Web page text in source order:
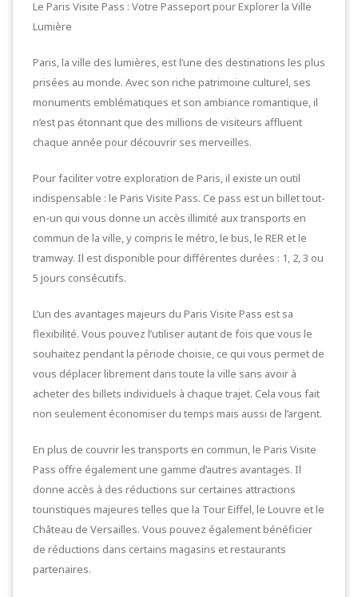
Le Paris Visite Pass : Votre Passeport pour Explorer la Ville
Lumière
Paris, la ville des lumières, est l’une des destinations les plus
prisées au monde. Avec son riche patrimoine culturel, ses
monuments emblématiques et son ambiance romantique, il
n’est pas étonnant que des millions de visiteurs affluent
chaque année pour découvrir ses merveilles.
Pour faciliter votre exploration de Paris, il existe un outil
indispensable : le Paris Visite Pass. Ce pass est un billet tout-
en-un qui vous donne un accès illimité aux transports en
commun de la ville, y compris le métro, le bus, le RER et le
tramway. Il est disponible pour différentes durées : 1, 2, 3 ou
5 jours consécutifs.
L’un des avantages majeurs du Paris Visite Pass est sa
flexibilité. Vous pouvez l’utiliser autant de fois que vous le
souhaitez pendant la période choisie, ce qui vous permet de
vous déplacer librement dans toute la ville sans avoir à
acheter des billets individuels à chaque trajet. Cela vous fait
non seulement économiser du temps mais aussi de l’argent.
En plus de couvrir les transports en commun, le Paris Visite
Pass offre également une gamme d’autres avantages. Il
donne accès à des réductions sur certaines attractions
touristiques majeures telles que la Tour Eiffel, le Louvre et le
Château de Versailles. Vous pouvez également bénéficier
de réductions dans certains magasins et restaurants
partenaires.